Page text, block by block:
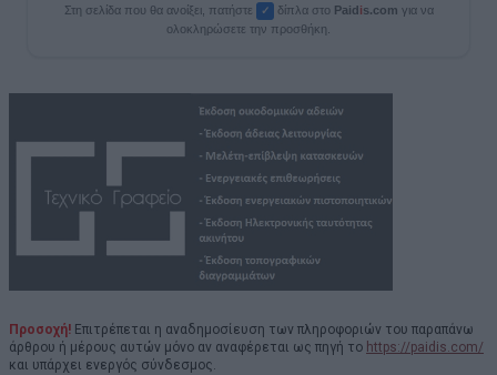
Στη σελίδα που θα ανοίξει, πατήστε ✓ δίπλα στο Paidis.com για να
ολοκληρώσετε την προσθήκη.
Προσοχή! Επιτρέπεται η αναδημοσίευση των πληροφοριών του παραπάνω
άρθρου ή μέρους αυτών μόνο αν αναφέρεται ως πηγή το https://paidis.com/
και υπάρχει ενεργός σύνδεσμος.